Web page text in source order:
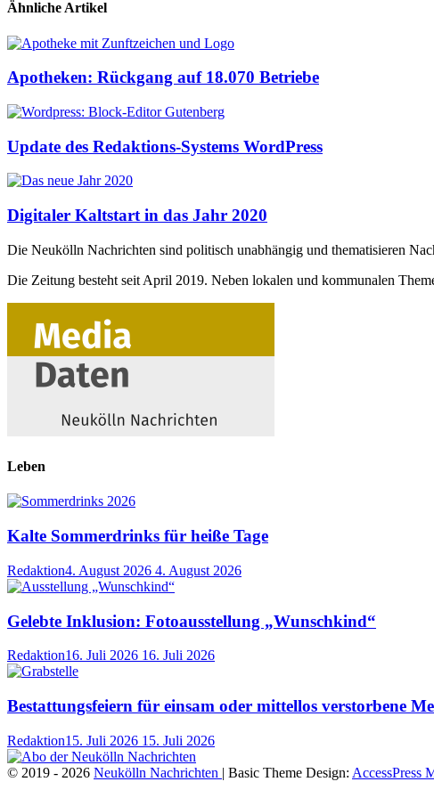
Ähnliche Artikel
Apotheken: Rückgang auf 18.070 Betriebe
Update des Redaktions-Systems WordPress
Digitaler Kaltstart in das Jahr 2020
Die Neukölln Nachrichten sind politisch unabhängig und thematisieren
Die Zeitung besteht seit April 2019. Neben lokalen und kommunalen
Leben
Kalte Sommerdrinks für heiße Tage
Redaktion4. August 2026 4. August 2026
Gelebte Inklusion: Fotoausstellung „Wunschkind“
Redaktion16. Juli 2026 16. Juli 2026
Bestattungsfeiern für einsam oder mittellos verstorbene
Redaktion15. Juli 2026 15. Juli 2026
© 2019 - 2026 Neukölln Nachrichten | Basic Theme Design: AccessPress